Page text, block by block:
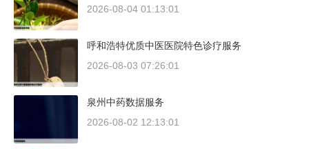
2026-08-04 01:13:01
呼和浩特优质中医医院特色诊疗服务
2026-08-03 07:26:01
泉州中药数据服务
2026-08-02 12:13:01